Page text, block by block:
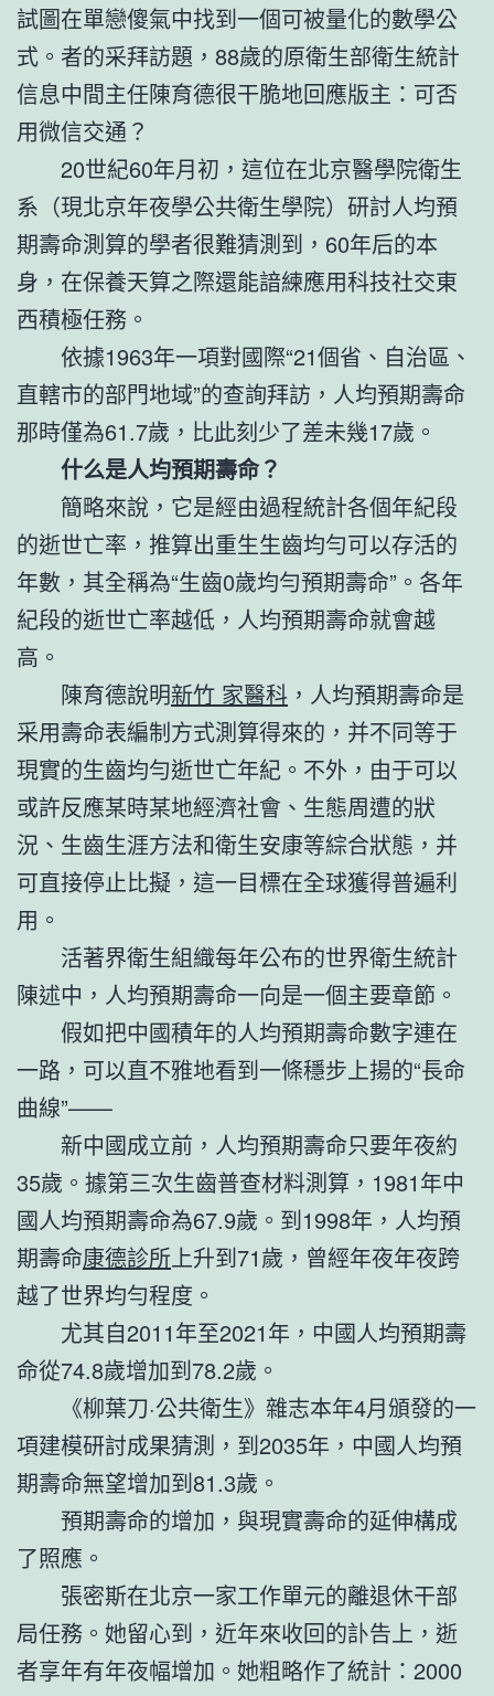
試圖在單戀傻氣中找到一個可被量化的數學公
式。者的采拜訪題，88歲的原衛生部衛生統計
信息中間主任陳育德很干脆地回應版主：可否
用微信交通？
20世紀60年月初，這位在北京醫學院衛生
系（現北京年夜學公共衛生學院）研討人均預
期壽命測算的學者很難猜測到，60年后的本
身，在保養天算之際還能諳練應用科技社交東
西積極任務。
依據1963年一項對國際“21個省、自治區、
直轄市的部門地域”的查詢拜訪，人均預期壽命
那時僅為61.7歲，比此刻少了差未幾17歲。
什么是人均預期壽命？
簡略來說，它是經由過程統計各個年紀段
的逝世亡率，推算出重生生齒均勻可以存活的
年數，其全稱為“生齒0歲均勻預期壽命”。各年
紀段的逝世亡率越低，人均預期壽命就會越
高。
陳育德說明新竹 家醫科 ，人均預期壽命是
采用壽命表編制方式測算得來的，并不同等于
現實的生齒均勻逝世亡年紀。不外，由于可以
或許反應某時某地經濟社會、生態周遭的狀
況、生齒生涯方法和衛生安康等綜合狀態，并
可直接停止比擬，這一目標在全球獲得普遍利
用。
活著界衛生組織每年公布的世界衛生統計
陳述中，人均預期壽命一向是一個主要章節。
假如把中國積年的人均預期壽命數字連在
一路，可以直不雅地看到一條穩步上揚的“長命
曲線”——
新中國成立前，人均預期壽命只要年夜約
35歲。據第三次生齒普查材料測算，1981年中
國人均預期壽命為67.9歲。到1998年，人均預
期壽命康德診所 上升到71歲，曾經年夜年夜跨
越了世界均勻程度。
尤其自2011年至2021年，中國人均預期壽
命從74.8歲增加到78.2歲。
《柳葉刀·公共衛生》雜志本年4月頒發的一
項建模研討成果猜測，到2035年，中國人均預
期壽命無望增加到81.3歲。
預期壽命的增加，與現實壽命的延伸構成
了照應。
張密斯在北京一家工作單元的離退休干部
局任務。她留心到，近年來收回的訃告上，逝
者享年有年夜幅增加。她粗略作了統計：2000